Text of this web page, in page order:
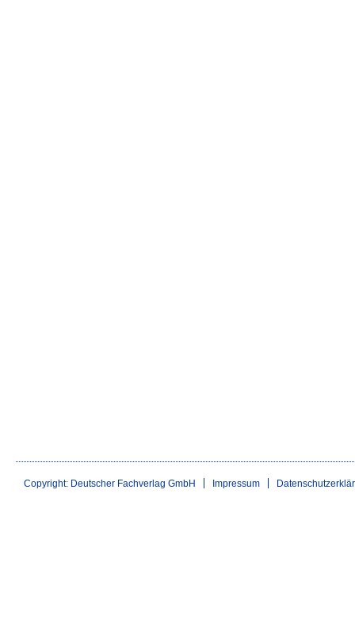
Copyright: Deutscher Fachverlag GmbH Impressum